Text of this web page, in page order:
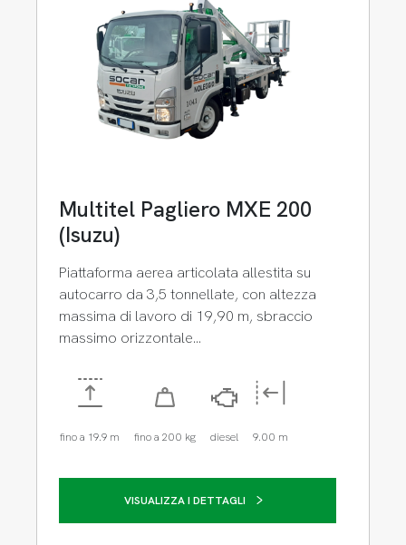
Multitel Pagliero MXE 200
(Isuzu)
Piattaforma aerea articolata allestita su
autocarro da 3,5 tonnellate, con altezza
massima di lavoro di 19,90 m, sbraccio
massimo orizzontale…
fino a 19.9 m fino a 200 kg diesel 9.00 m
VISUALIZZA I DETTAGLI